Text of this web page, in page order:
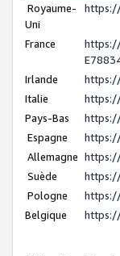
Royaume-
Uni
France
Irlande
Italie
Pays-Bas
Espagne
Allemagne
Suède
Pologne
Belgique